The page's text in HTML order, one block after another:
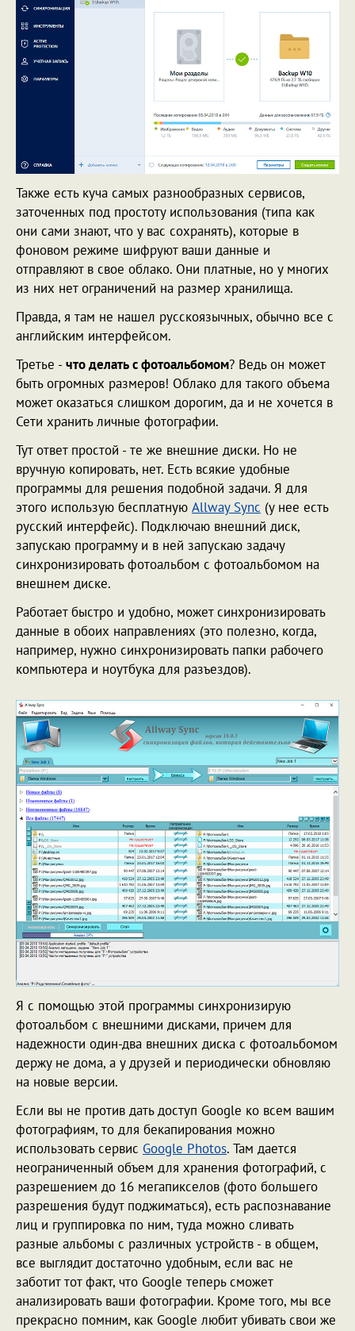
Также есть куча самых разнообразных сервисов,
заточенных под простоту использования (типа как
они сами знают, что у вас сохранять), которые в
фоновом режиме шифруют ваши данные и
отправляют в свое облако. Они платные, но у многих
из них нет ограничений на размер хранилища.
Правда, я там не нашел русскоязычных, обычно все с
английским интерфейсом.
Третье -что делать с фотоальбомом? Ведь он может
быть огромных размеров! Облако для такого объема
может оказаться слишком дорогим, да и не хочется в
Сети хранить личные фотографии.
Тут ответ простой - те же внешние диски. Но не
вручную копировать, нет. Есть всякие удобные
программы для решения подобной задачи. Я для
этого использую бесплатную Allway Sync (у нее есть
русский интерфейс). Подключаю внешний диск,
запускаю программу и в ней запускаю задачу
синхронизировать фотоальбом с фотоальбомом на
внешнем диске.
Работает быстро и удобно, может синхронизировать
данные в обоих направлениях (это полезно, когда,
например, нужно синхронизировать папки рабочего
компьютера и ноутбука для разъездов).
Я с помощью этой программы синхронизирую
фотоальбом с внешними дисками, причем для
надежности один-два внешних диска с фотоальбомом
держу не дома, а у друзей и периодически обновляю
на новые версии.
Если вы не против дать доступ Google ко всем вашим
фотографиям, то для бекапирования можно
использовать сервис Google Photos. Там дается
неограниченный объем для хранения фотографий, с
разрешением до 16 мегапикселов (фото большего
разрешения будут поджиматься), есть распознавание
лиц и группировка по ним, туда можно сливать
разные альбомы с различных устройств - в общем,
все выглядит достаточно удобным, если вас не
заботит тот факт, что Google теперь сможет
анализировать ваши фотографии. Кроме того, мы все
прекрасно помним, как Google любит убивать свои же